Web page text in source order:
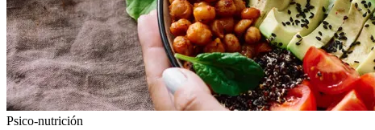
Psico-nutrición